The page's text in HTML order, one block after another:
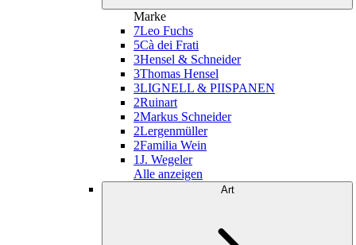
Marke
7Leo Fuchs
5Cà dei Frati
3Hensel & Schneider
3Thomas Hensel
3LIGNELL & PIISPANEN
2Ruinart
2Markus Schneider
2Lergenmüller
2Familia Wein
1J. Wegeler
Alle anzeigen
Art